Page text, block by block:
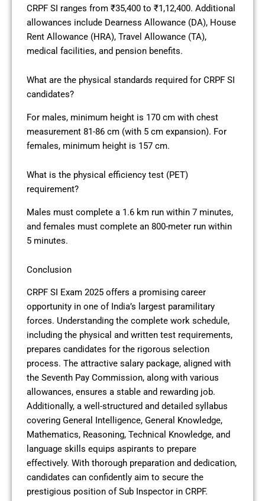
CRPF SI ranges from ₹35,400 to ₹1,12,400. Additional
allowances include Dearness Allowance (DA), House
Rent Allowance (HRA), Travel Allowance (TA),
medical facilities, and pension benefits.
What are the physical standards required for CRPF SI
candidates?
For males, minimum height is 170 cm with chest
measurement 81-86 cm (with 5 cm expansion). For
females, minimum height is 157 cm.
What is the physical efficiency test (PET)
requirement?
Males must complete a 1.6 km run within 7 minutes,
and females must complete an 800-meter run within
5 minutes.
Conclusion
CRPF SI Exam 2025 offers a promising career
opportunity in one of India’s largest paramilitary
forces. Understanding the complete work schedule,
including the physical and written test requirements,
prepares candidates for the rigorous selection
process. The attractive salary package, aligned with
the Seventh Pay Commission, along with various
allowances, ensures a stable and rewarding job.
Additionally, a well-structured and detailed syllabus
covering General Intelligence, General Knowledge,
Mathematics, Reasoning, Technical Knowledge, and
language skills equips aspirants to prepare
effectively. With thorough preparation and dedication,
candidates can confidently aim to secure the
prestigious position of Sub Inspector in CRPF.